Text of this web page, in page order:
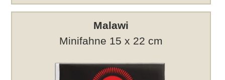
Malawi
Minifahne 15 x 22 cm